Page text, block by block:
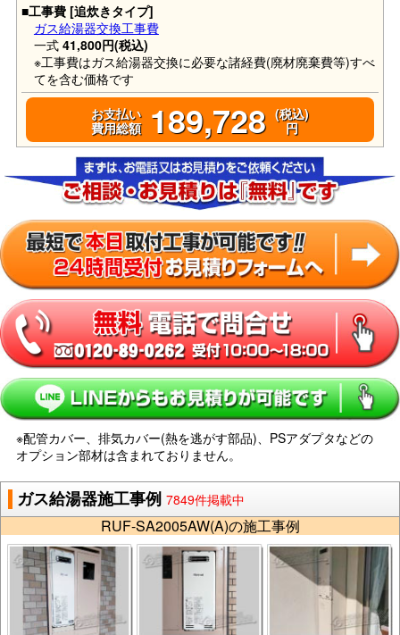
■工事費 [追炊きタイプ]
ガス給湯器交換工事費
一式 41,800円(税込)
※工事費はガス給湯器交換に必要な諸経費(廃材廃棄費等)すべ
てを含む価格です
お支払い
費用総額189,728 (税込)
円
※配管カバー、排気カバー(熱を逃がす部品)、PSアダプタなどの
オプション部材は含まれておりません。
ガス給湯器施工事例 7849件掲載中
RUF-SA2005AW(A)の施工事例